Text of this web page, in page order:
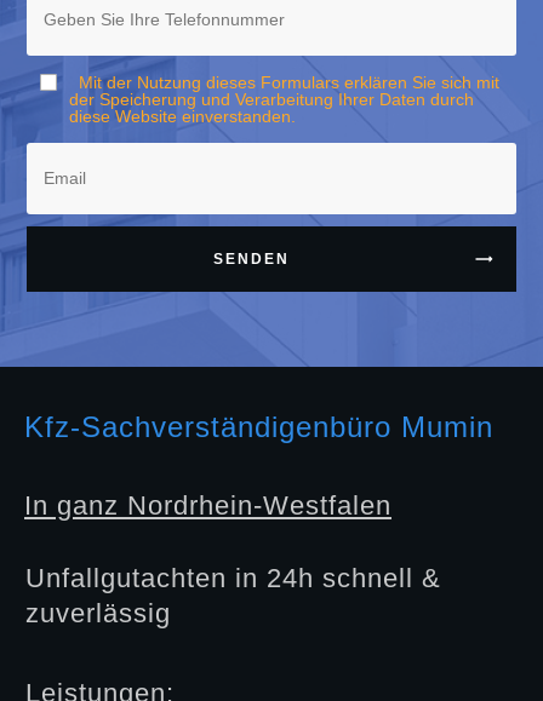
Mit der Nutzung dieses Formulars erklären Sie sich mit
der Speicherung und Verarbeitung Ihrer Daten durch
diese Website einverstanden.
SENDEN
Kfz-Sachverständigenbüro Mumin
In ganz Nordrhein-Westfalen
Unfallgutachten in 24h schnell &
zuverlässig
Leistungen: